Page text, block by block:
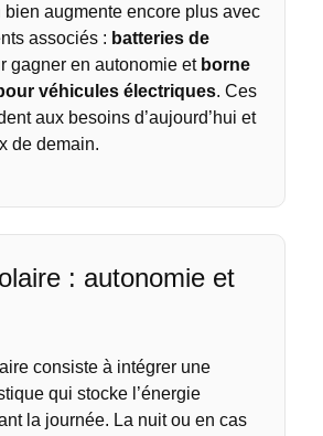
bien augmente encore plus avec
associés : batteries de
gagner en autonomie et borne
véhicules électriques. Ces
aux besoins d’aujourd’hui et
de demain.
: autonomie et
consiste à intégrer une
qui stocke l’énergie
la journée. La nuit ou en cas